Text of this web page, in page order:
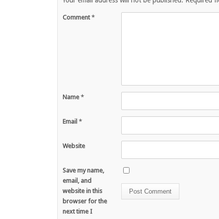
Comment*
Name *
Email *
Website
Save my name,
email, and
website in this
browser for the
next time I